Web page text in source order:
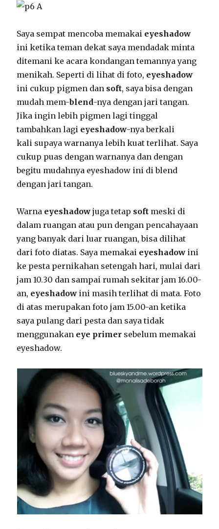
Saya sempat mencoba memakai eyeshadow
ini ketika teman dekat saya mendadak minta
ditemani ke acara kondangan temannya yang
menikah. Seperti di lihat di foto, eyeshadow
ini cukup pigmen dan soft, saya bisa dengan
mudah mem-blend-nya dengan jari tangan.
Jika ingin lebih pigmen lagi tinggal
tambahkan lagi eyeshadow-nya berkali
kali supaya warnanya lebih kuat terlihat. Saya
cukup puas dengan warnanya dan dengan
begitu mudahnya eyeshadow ini di blend
dengan jari tangan.
Warna eyeshadow juga tetap soft meski di
dalam ruangan atau pun dengan pencahayaan
yang banyak dari luar ruangan, bisa dilihat
dari foto diatas. Saya memakai eyeshadow ini
ke pesta pernikahan setengah hari, mulai dari
jam 10.30 dan sampai rumah sekitar jam 16.00-
an, eyeshadow ini masih terlihat di mata. Foto
di atas merupakan foto jam 15.00-an ketika
saya pulang dari pesta dan saya tidak
menggunakan eye primer sebelum memakai
eyeshadow.